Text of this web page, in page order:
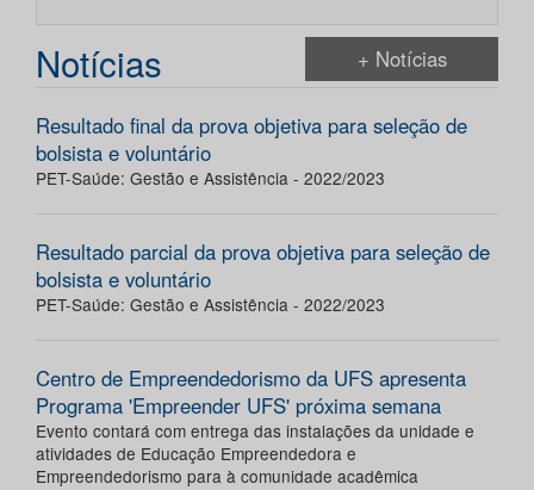
Notícias + Notícias
Resultado final da prova objetiva para seleção de
bolsista e voluntário
PET-Saúde: Gestão e Assistência - 2022/2023
Resultado parcial da prova objetiva para seleção de
bolsista e voluntário
PET-Saúde: Gestão e Assistência - 2022/2023
Centro de Empreendedorismo da UFS apresenta
Programa 'Empreender UFS' próxima semana
Evento contará com entrega das instalações da unidade e
atividades de Educação Empreendedora e
Empreendedorismo para à comunidade acadêmica